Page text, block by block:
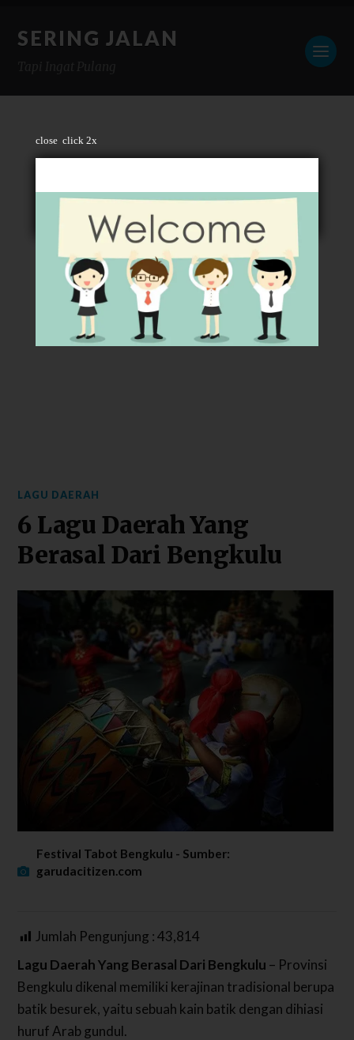
close click 2x
SERING JALAN
LAGU DAERAH
6 Lagu Daerah Yang
Berasal Dari Bengkulu
Festival Tabot Bengkulu - Sumber:
garudacitizen.com
Jumlah Pengunjung :43,814
Lagu Daerah Yang Berasal Dari Bengkulu – Provinsi
Bengkulu dikenal memiliki kerajinan tradisional berupa
batik besurek, yaitu sebuah kain batik dengan dihiasi
huruf Arab gundul.